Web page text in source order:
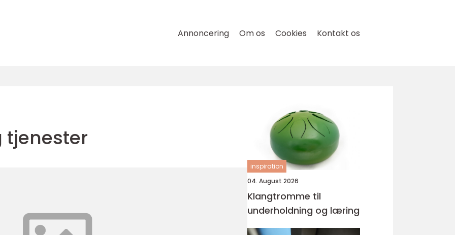
Annoncering Om os Cookies Kontakt os
inspiration
04. August 2026
Klangtromme til
underholdning og læring